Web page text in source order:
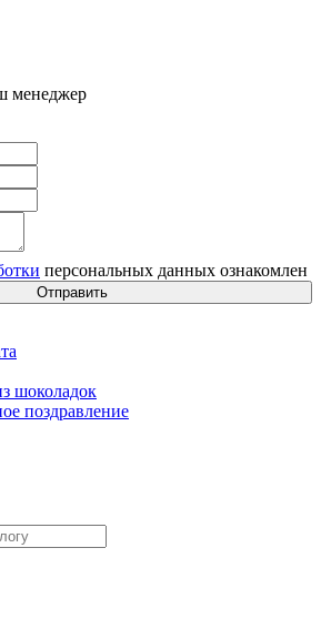
менеджер
персональных данных ознакомлен
Отправить
шоколадок
поздравление